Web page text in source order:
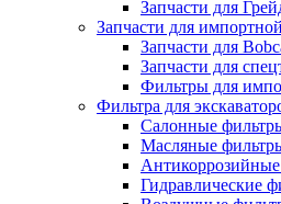
Запчасти для
Запчасти для
Запчасти для
Запчасти для
Фильтры для
Фильтра для
Салонные
Масляные
Гидравлические